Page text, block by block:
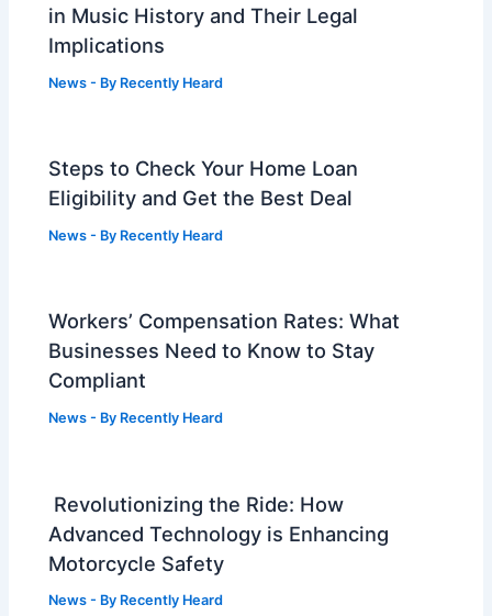
in Music History and Their Legal
Implications
News - By Recently Heard
Steps to Check Your Home Loan
Eligibility and Get the Best Deal
News - By Recently Heard
Workers’ Compensation Rates: What
Businesses Need to Know to Stay
Compliant
News - By Recently Heard
Revolutionizing the Ride: How
Advanced Technology is Enhancing
Motorcycle Safety
News - By Recently Heard